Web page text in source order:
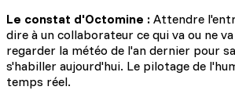
Le constat d'Octomine : Attendre
dire à un collaborateur ce qui va ou ne
regarder la météo de l'an dernier pour
s'habiller aujourd'hui. Le pilotage de
temps réel.